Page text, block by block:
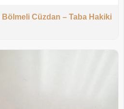
Cüzdan – Taba Hakiki